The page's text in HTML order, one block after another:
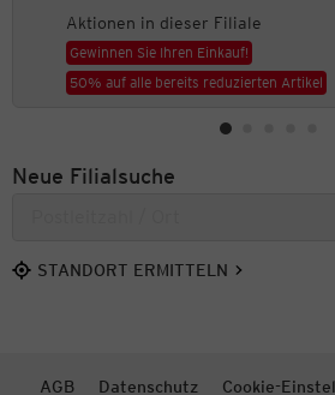
Aktionen in dieser Filiale
Gewinnen Sie Ihren Einkauf!
50% auf alle bereits reduzierten Artikel
Neue Filialsuche
STANDORT ERMITTELN
AGB Datenschutz Cookie-